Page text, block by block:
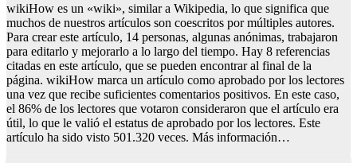
wikiHow es un «wiki», similar a Wikipedia, lo que significa que
muchos de nuestros artículos son coescritos por múltiples autores.
Para crear este artículo, 14 personas, algunas anónimas, trabajaron
para editarlo y mejorarlo a lo largo del tiempo. Hay 8 referencias
citadas en este artículo, que se pueden encontrar al final de la
página. wikiHow marca un artículo como aprobado por los lectores
una vez que recibe suficientes comentarios positivos. En este caso,
el 86% de los lectores que votaron consideraron que el artículo era
útil, lo que le valió el estatus de aprobado por los lectores. Este
artículo ha sido visto 501.320 veces. Más información…